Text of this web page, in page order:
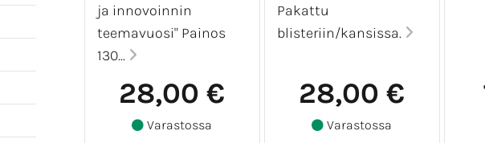
ja innovoinnin
teemavuosi" Painos
130...
28,00 €
Varastossa
Pakattu
blisteriin/kansissa.
28,00 €
Varastossa